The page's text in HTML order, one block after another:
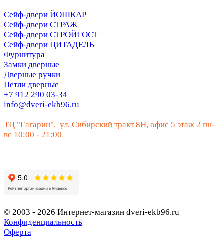
Сейф-двери ЙОШКАР
Сейф-двери СТРАЖ
Сейф-двери СТРОЙГОСТ
Сейф-двери ЦИТАДЕЛЬ
Фурнитура
Замки дверные
Дверные ручки
Петли дверные
+7 912 290 03-34
info@dveri-ekb96.ru
ТЦ "Гагарин", ул. Сибирский тракт 8Н, офис 5 этаж 2 пн-
вс 10:00 - 21:00
© 2003 - 2026 Интернет-магазин dveri-ekb96.ru
Конфиденциальность
Оферта